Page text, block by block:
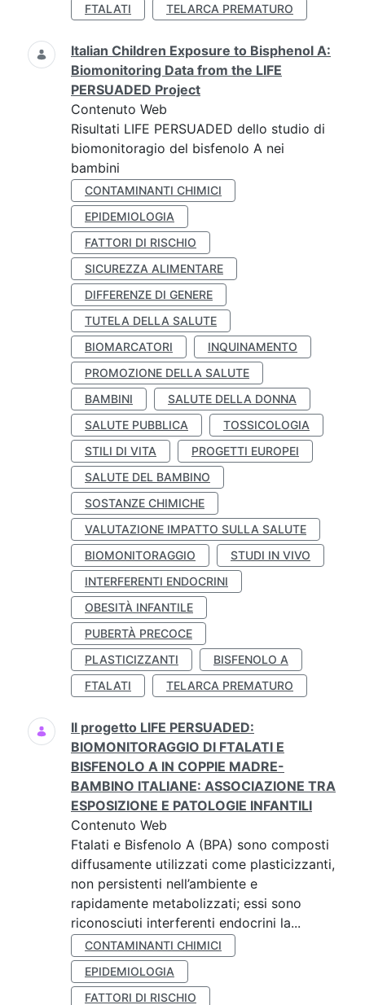
FTALATI TELARCA PREMATURO
Italian Children Exposure to Bisphenol A:
Biomonitoring Data from the LIFE
PERSUADED Project
Contenuto Web
Risultati LIFE PERSUADED dello studio di
biomonitoragio del bisfenolo A nei
bambini
CONTAMINANTI CHIMICI
EPIDEMIOLOGIA
FATTORI DI RISCHIO
SICUREZZA ALIMENTARE
DIFFERENZE DI GENERE
TUTELA DELLA SALUTE
BIOMARCATORI
INQUINAMENTO
PROMOZIONE DELLA SALUTE
BAMBINI
SALUTE DELLA DONNA
SALUTE PUBBLICA
TOSSICOLOGIA
STILI DI VITA
PROGETTI EUROPEI
SALUTE DEL BAMBINO
SOSTANZE CHIMICHE
VALUTAZIONE IMPATTO SULLA SALUTE
BIOMONITORAGGIO
STUDI IN VIVO
INTERFERENTI ENDOCRINI
OBESITÀ INFANTILE
PUBERTÀ PRECOCE
PLASTICIZZANTI
BISFENOLO A
FTALATI
TELARCA PREMATURO
Il progetto LIFE PERSUADED:
BIOMONITORAGGIO DI FTALATI E
BISFENOLO A IN COPPIE MADRE-
BAMBINO ITALIANE: ASSOCIAZIONE TRA
ESPOSIZIONE E PATOLOGIE INFANTILI
Contenuto Web
Ftalati e Bisfenolo A (BPA) sono composti
diffusamente utilizzati come plasticizzanti,
non persistenti nell’ambiente e
rapidamente metabolizzati; essi sono
riconosciuti interferenti endocrini la...
CONTAMINANTI CHIMICI
EPIDEMIOLOGIA
FATTORI DI RISCHIO